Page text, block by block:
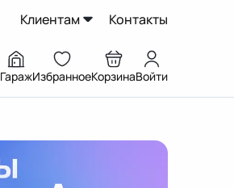
Клиентам Контакты
ГаражИзбранноеКорзинаВойти